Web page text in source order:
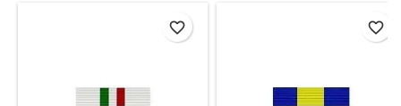
favorite_border favorite_border